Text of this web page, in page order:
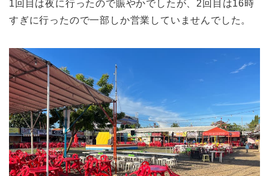
1回目は夜に行ったので賑やかでしたが、2回目は16時
すぎに行ったので一部しか営業していませんでした。